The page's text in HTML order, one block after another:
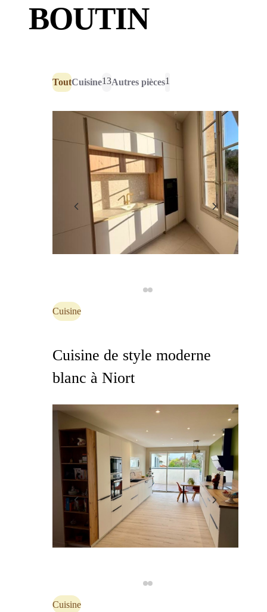
BOUTIN
ToutCuisine13Autres pièces1
Cuisine
Cuisine de style moderne
blanc à Niort
Cuisine